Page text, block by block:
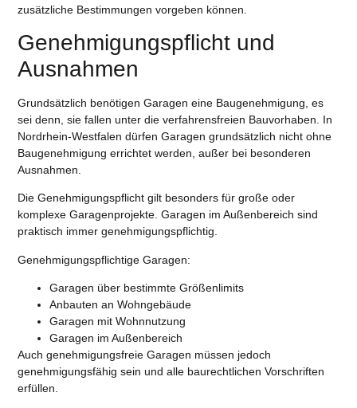
zusätzliche Bestimmungen vorgeben können.
Genehmigungspflicht und
Ausnahmen
Grundsätzlich benötigen Garagen eine Baugenehmigung, es
sei denn, sie fallen unter die verfahrensfreien Bauvorhaben. In
Nordrhein-Westfalen dürfen Garagen grundsätzlich nicht ohne
Baugenehmigung errichtet werden, außer bei besonderen
Ausnahmen.
Die Genehmigungspflicht gilt besonders für große oder
komplexe Garagenprojekte. Garagen im Außenbereich sind
praktisch immer genehmigungspflichtig.
Genehmigungspflichtige Garagen:
Garagen über bestimmte Größenlimits
Anbauten an Wohngebäude
Garagen mit Wohnnutzung
Garagen im Außenbereich
Auch genehmigungsfreie Garagen müssen jedoch
genehmigungsfähig sein und alle baurechtlichen Vorschriften
erfüllen.